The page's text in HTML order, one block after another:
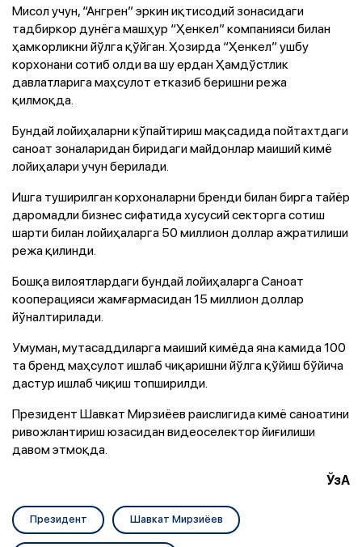
Мисол учун, “Ангрен” эркин иқтисодий зонасидаги
тадбиркор дунёга машҳур “Ҳенкел” компанияси билан
ҳамкорликни йўлга қўйган. Ҳозирда “Ҳенкел” ушбу
корхонани сотиб олди ва шу ердан Ҳамдўстлик
давлатларига маҳсулот етказиб беришни режа
қилмоқда.
Бундай лойиҳаларни кўпайтириш мақсадида пойтахтдаги
саноат зоналаридан биридаги майдонлар маиший кимё
лойиҳалари учун берилади.
Ишга туширилган корхоналарни бренди билан бирга тайёр
даромадли бизнес сифатида хусусий секторга сотиш
шарти билан лойиҳаларга 50 миллион доллар ажратилиши
режа қилинди.
Бошқа вилоятлардаги бундай лойиҳаларга Саноат
кооперацияси жамғармасидан 15 миллион доллар
йўналтирилади.
Умуман, мутасаддиларга маиший кимёда яна камида 100
та бренд маҳсулот ишлаб чиқаришни йўлга қўйиш бўйича
дастур ишлаб чиқиш топширилди.
Президент Шавкат Мирзиёев раислигида кимё саноатини
ривожлантириш юзасидан видеоселектор йиғилиши
давом этмоқда.
ЎзА
Президент Шавкат Мирзиёев